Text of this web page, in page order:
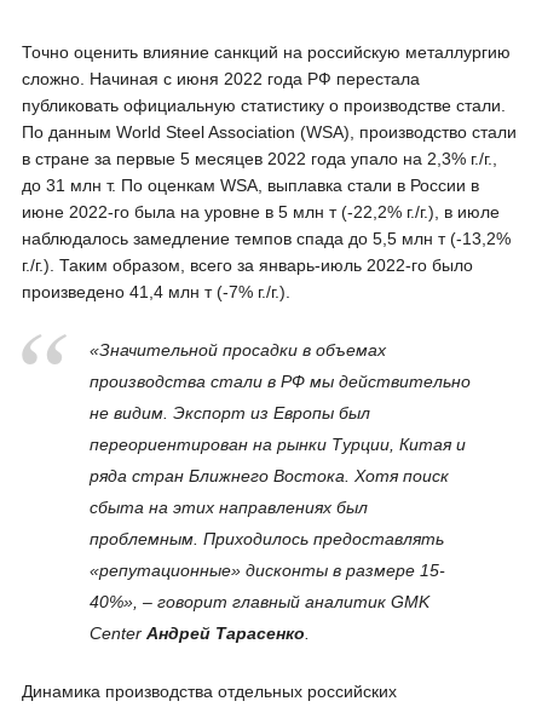
Точно оценить влияние санкций на российскую металлургию
сложно. Начиная с июня 2022 года РФ перестала
публиковать официальную статистику о производстве стали.
По данным World Steel Association (WSA), производство стали
в стране за первые 5 месяцев 2022 года упало на 2,3% г./г.,
до 31 млн т. По оценкам WSA, выплавка стали в России в
июне 2022-го была на уровне в 5 млн т (-22,2% г./г.), в июле
наблюдалось замедление темпов спада до 5,5 млн т (-13,2%
г./г.). Таким образом, всего за январь-июль 2022-го было
произведено 41,4 млн т (-7% г./г.).
«Значительной просадки в объемах
производства стали в РФ мы действительно
не видим. Экспорт из Европы был
переориентирован на рынки Турции, Китая и
ряда стран Ближнего Востока. Хотя поиск
сбыта на этих направлениях был
проблемным. Приходилось предоставлять
«репутационные» дисконты в размере 15-
40%», – говорит главный аналитик GMK
Center Андрей Тарасенко
Динамика производства отдельных российских